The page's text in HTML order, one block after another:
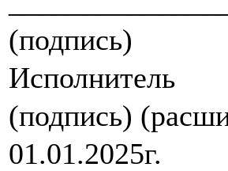
(подпись)
Исполнитель
(подпись)
01.01.2025г.